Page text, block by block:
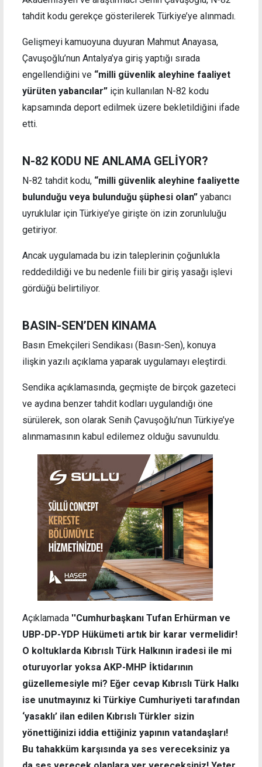
tahdit kodu gerekçe gösterilerek Türkiye’ye alınmadı.
Gelişmeyi kamuoyuna duyuran Mahmut Anayasa,
Çavuşoğlu’nun Antalya’ya giriş yaptığı sırada
engellendiğini ve “milli güvenlik aleyhine faaliyet
yürüten yabancılar” için kullanılan N-82 kodu
kapsamında deport edilmek üzere bekletildiğini ifade
etti.
N-82 KODU NE ANLAMA GELİYOR?
N-82 tahdit kodu, “milli güvenlik aleyhine faaliyette
bulunduğu veya bulunduğu şüphesi olan” yabancı
uyruklular için Türkiye’ye girişte ön izin zorunluluğu
getiriyor.
Ancak uygulamada bu izin taleplerinin çoğunlukla
reddedildiği ve bu nedenle fiili bir giriş yasağı işlevi
gördüğü belirtiliyor.
BASIN-SEN’DEN KINAMA
Basın Emekçileri Sendikası (Basın-Sen), konuya
ilişkin yazılı açıklama yaparak uygulamayı eleştirdi.
Sendika açıklamasında, geçmişte de birçok gazeteci
ve aydına benzer tahdit kodları uygulandığı öne
sürülerek, son olarak Senih Çavuşoğlu’nun Türkiye’ye
alınmamasının kabul edilemez olduğu savunuldu.
Açıklamada ''Cumhurbaşkanı Tufan Erhürman ve
UBP-DP-YDP Hükümeti artık bir karar vermelidir!
O koltuklarda Kıbrıslı Türk Halkının iradesi ile mi
oturuyorlar yoksa AKP-MHP İktidarının
güzellemesiyle mi? Eğer cevap Kıbrıslı Türk Halkı
ise unutmayınız ki Türkiye Cumhuriyeti tarafından
‘yasaklı’ ilan edilen Kıbrıslı Türkler sizin
yönettiğinizi iddia ettiğiniz yapının vatandaşları!
Bu tahakküm karşısında ya ses vereceksiniz ya